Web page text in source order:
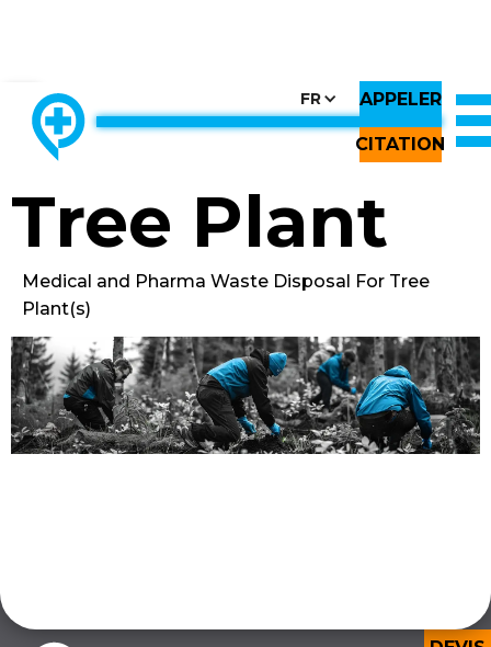
FR APPELER
CITATION
Back to All Images
Tree Plant
Medical and Pharma Waste Disposal For Tree
Plant(s)
CHOOSE COUNTRY, CHOOSE CANADA, CHOOSE THE BEST
THE ONLY LOCALLY-OWNED MED WASTE PROCESSOR.